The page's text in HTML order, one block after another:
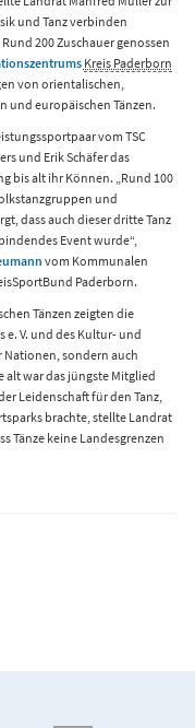
und Tanz verbinden
200 Zuschauer genossen
Kreis Paderborn
von orientalischen,
und europäischen Tänzen.
vom TSC
und Erik Schäfer das
bis alt ihr Können. „Rund 100
und
dass auch dieser dritte Tanz
Event wurde“,
vom Kommunalen
Paderborn.
Tänzen zeigten die
e. V. und des Kultur- und
Nationen, sondern auch
war das jüngste Mitglied
Leidenschaft für den Tanz,
brachte, stellte Landrat
Tänze keine Landesgrenzen